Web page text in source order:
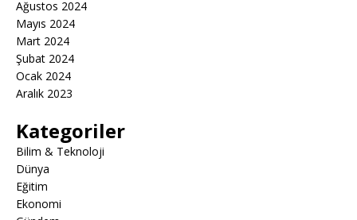
Ağustos 2024
Mayıs 2024
Mart 2024
Şubat 2024
Ocak 2024
Aralık 2023
Kategoriler
Bilim & Teknoloji
Dünya
Eğitim
Ekonomi